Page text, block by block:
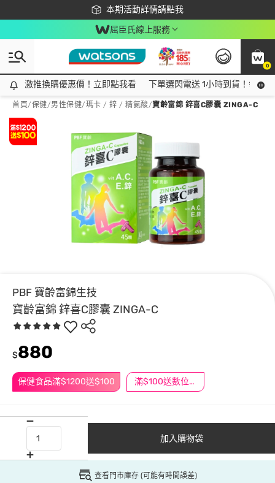
本期活動詳情請點我
下載app最高回饋$350
屈臣氏線上服務
0
激推換購優惠價！立即點我看
激推換購優惠價！立即點我看 下單選閃電送 1小時到貨！領神
首頁/保健/男性保健/瑪卡 / 鋅 / 精氨酸/寶齡富錦 鋅喜C膠囊 ZINGA-C
PBF 寶齡富錦生技
寶齡富錦 鋅喜C膠囊 ZINGA-C
保健食品滿$1200送$100 滿$100送數位印花
$880
加入購物袋
查看門市庫存 (可能有時間誤差)